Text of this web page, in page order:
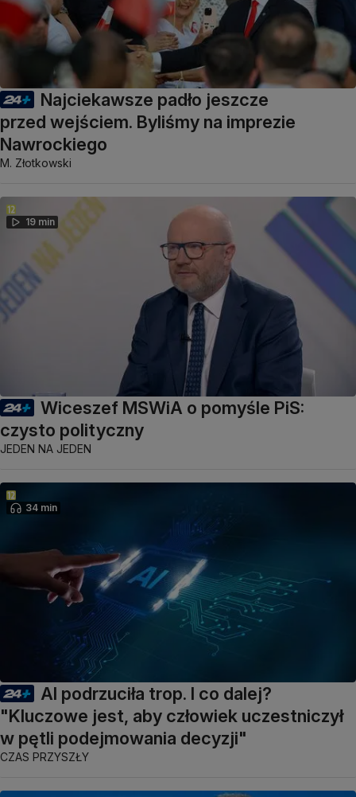
Najciekawsze padło jeszcze
przed wejściem. Byliśmy na imprezie
Nawrockiego
M. Złotkowski
19 min
Wiceszef MSWiA o pomyśle PiS:
czysto polityczny
JEDEN NA JEDEN
34 min
AI podrzuciła trop. I co dalej?
"Kluczowe jest, aby człowiek uczestniczył
w pętli podejmowania decyzji"
CZAS PRZYSZŁY